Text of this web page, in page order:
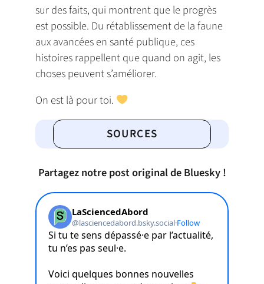
sur des faits, qui montrent que le progrès
est possible. Du rétablissement de la faune
aux avancées en santé publique, ces
histoires rappellent que quand on agit, les
choses peuvent s’améliorer.
On est là pour toi.
SOURCES
Partagez notre post original de Bluesky !